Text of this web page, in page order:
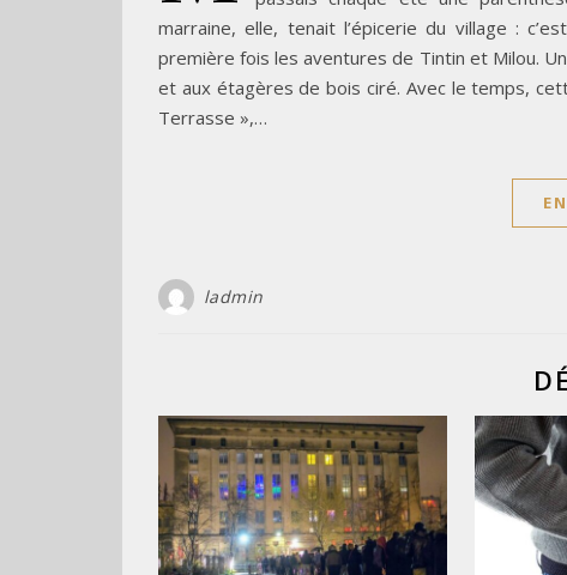
marraine, elle, tenait l’épicerie du village :
première fois les aventures de Tintin et Milou.
et aux étagères de bois ciré. Avec le temps,
Terrasse »,…
ladmin